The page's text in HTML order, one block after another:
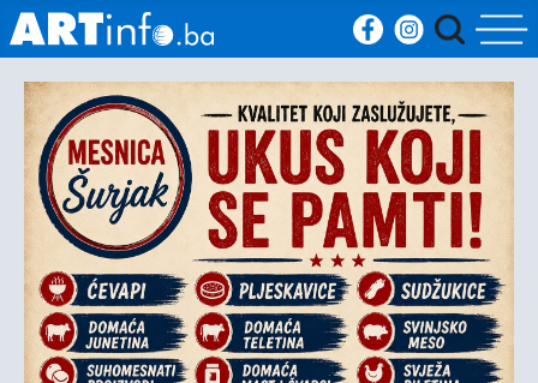
Početna
Vijesti
Sport
Kultura
Crna